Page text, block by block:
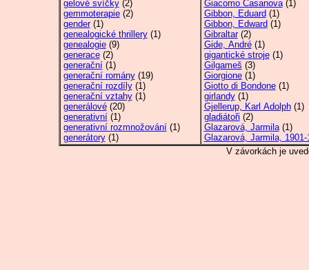
gelové svíčky(2)
gemmoterapie(2)
gender(1)
genealogické thrillery(1)
genealogie(9)
generace(2)
generační(1)
generační romány(19)
generační rozdíly(1)
generační vztahy(1)
generálové(20)
generativní(1)
generativní rozmnožování(1)
generátory(1)
Giacomo Casanova(1)
Gibbon, Eduard (1)
Gibbon, Edward (1)
Gibraltar(2)
Gide, André(1)
gigantické stroje(1)
Gilgameš (3)
Giorgione(1)
Giotto di Bondone(1)
girlandy(1)
Gjellerup, Karl Adolph(1)
gladiátoři (2)
Glazarová, Jarmila(1)
Glazarová, Jarmila, 1901-
V závorkách je